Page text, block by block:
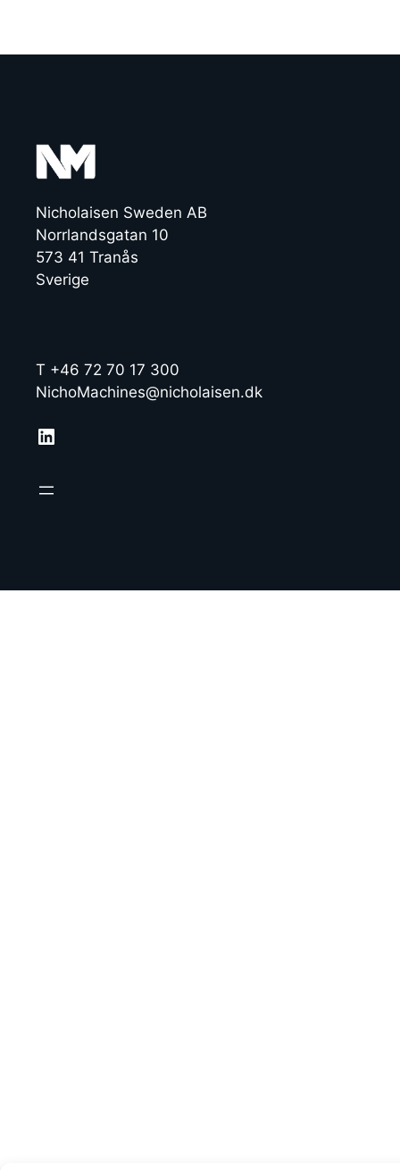
Nicholaisen Sweden AB
Norrlandsgatan 10
573 41 Tranås
Sverige
T +46 72 70 17 300
NichoMachines@nicholaisen.dk
LinkedIn